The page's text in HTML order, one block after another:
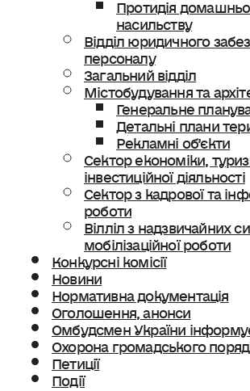
насильству
Відділ юридичного
персоналу
Загальний відділ
Містобудування та
Генеральне
Детальні плани
Рекламні об’єкти
Сектор економіки,
інвестиційної діяльності
Сектор з кадрової та
роботи
Вілліл з надзвичайних
мобілізаційної роботи
Конкурсні комісії
Новини
Нормативна документація
Оголошення, анонси
Омбудсмен України
Охорона громадського
Петиції
Події